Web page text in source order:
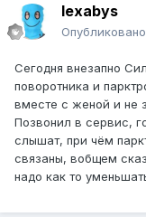
lexabys
Опубликовано
Сегодня внезапно
поворотника и
вместе с женой и не
Позвонил в сервис,
слышат, при чём
связаны, вобщем
надо как то